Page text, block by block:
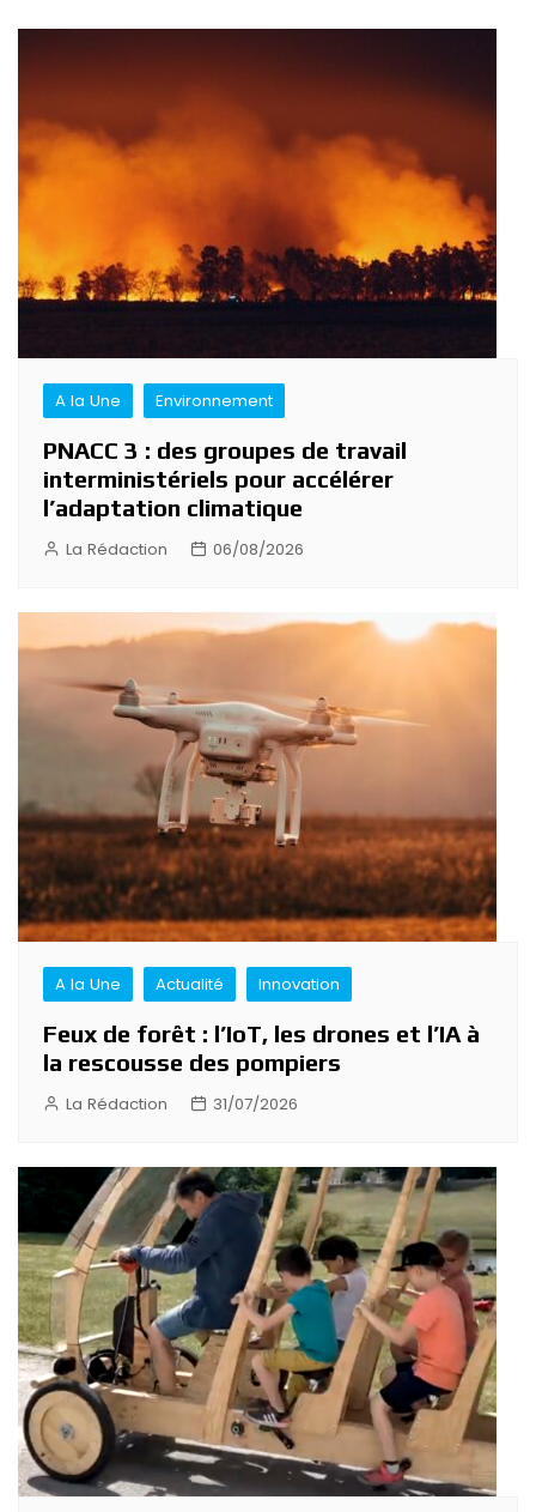
Navigation
de
l’article
A la Une Environnement
PNACC 3 : des groupes de travail
interministériels pour accélérer
l’adaptation climatique
La Rédaction 06/08/2026
A la Une Actualité Innovation
Feux de forêt : l’IoT, les drones et l’IA à
la rescousse des pompiers
La Rédaction 31/07/2026